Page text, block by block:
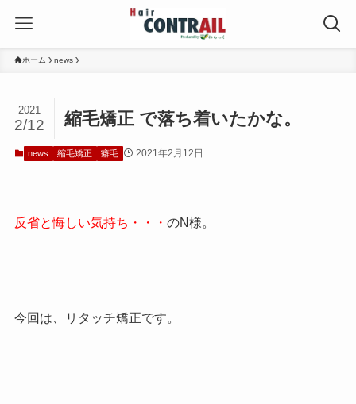
ホーム news
縮毛矯正 で落ち着いたかな。
2021
2/12
news 縮毛矯正 癖毛 2021年2月12日
反省と悔しい気持ち・・・ のN様。
今回は、リタッチ矯正です。